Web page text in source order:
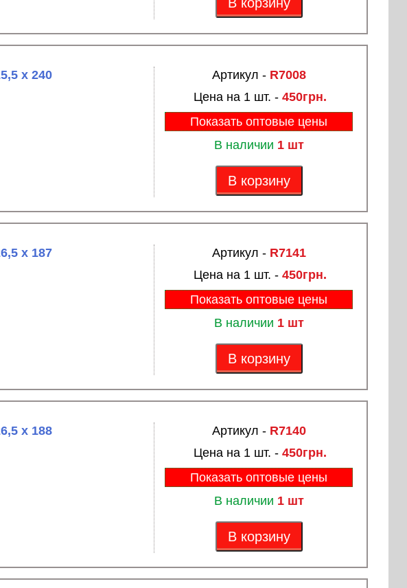
х 240
Артикул - R7008
Цена на 1 шт. - 450грн.
Показать оптовые цены
В наличии 1 шт
В корзину
х 187
Артикул - R7141
Цена на 1 шт. - 450грн.
Показать оптовые цены
В наличии 1 шт
В корзину
х 188
Артикул - R7140
Цена на 1 шт. - 450грн.
Показать оптовые цены
В наличии 1 шт
В корзину